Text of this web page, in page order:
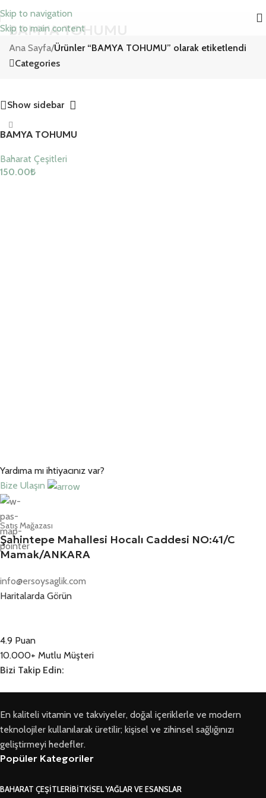
Skip to navigation
Skip to main content
BAMYA TOHUMU
Ana Sayfa/Ürünler “BAMYA TOHUMU” olarak etiketlendi
Categories
Show sidebar
BAMYA TOHUMU
Baharat Çeşitleri
150.00₺
Yardıma mı ihtiyacınız var?
Bize Ulaşın
Satış Mağazası
Şahintepe Mahallesi Hocalı Caddesi NO:41/C
Mamak/ANKARA
info@ersoysaglik.com
Haritalarda Görün
4.9 Puan
10.000+ Mutlu Müşteri
Bizi Takip Edin:
En kaliteli vitamin ve takviyeler, doğal içeriklerle ve modern
teknolojiler kullanılarak üretilir; kişisel ve zihinsel sağlığınızı
geliştirmeyi hedefler.
Popüler Kategoriler
BAHARAT ÇEŞITLERIBITKISEL YAĞLAR VE ESANSLAR